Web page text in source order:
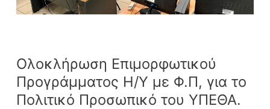
Ολοκλήρωση Επιμορφωτικού
Προγράμματος Η/Υ με Φ.Π, για το
Πολιτικό Προσωπικό του ΥΠΕΘΑ.
Πολιτικό